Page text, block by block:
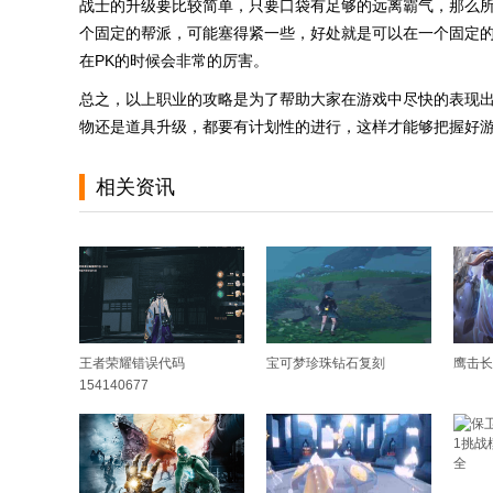
战士的升级要比较简单，只要口袋有足够的远离霸气，那么
个固定的帮派，可能塞得紧一些，好处就是可以在一个固定
在PK的时候会非常的厉害。
总之，以上职业的攻略是为了帮助大家在游戏中尽快的表现
物还是道具升级，都要有计划性的进行，这样才能够把握好
相关资讯
王者荣耀错误代码
154140677
宝可梦珍珠钻石复刻 鹰击